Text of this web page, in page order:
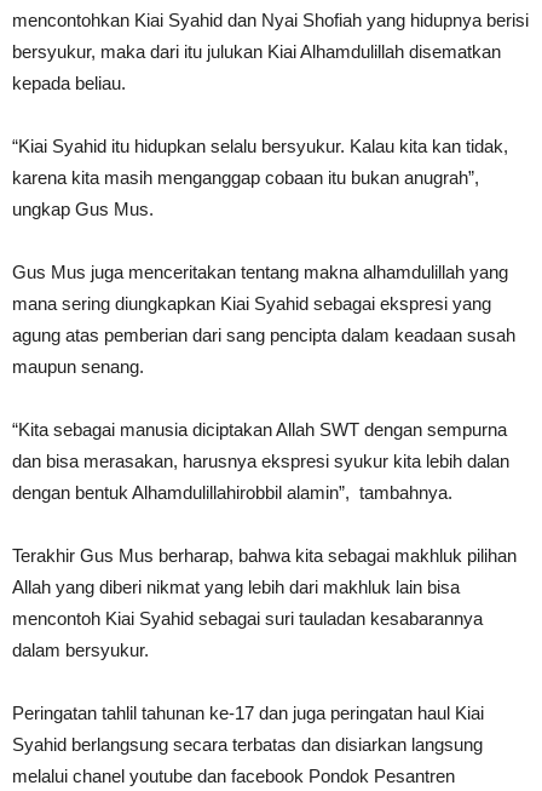
mencontohkan Kiai Syahid dan Nyai Shofiah yang hidupnya berisi
bersyukur, maka dari itu julukan Kiai Alhamdulillah disematkan
kepada beliau.
“Kiai Syahid itu hidupkan selalu bersyukur. Kalau kita kan tidak,
karena kita masih menganggap cobaan itu bukan anugrah”,
ungkap Gus Mus.
Gus Mus juga menceritakan tentang makna alhamdulillah yang
mana sering diungkapkan Kiai Syahid sebagai ekspresi yang
agung atas pemberian dari sang pencipta dalam keadaan susah
maupun senang.
“Kita sebagai manusia diciptakan Allah SWT dengan sempurna
dan bisa merasakan, harusnya ekspresi syukur kita lebih dalan
dengan bentuk Alhamdulillahirobbil alamin”, tambahnya.
Terakhir Gus Mus berharap, bahwa kita sebagai makhluk pilihan
Allah yang diberi nikmat yang lebih dari makhluk lain bisa
mencontoh Kiai Syahid sebagai suri tauladan kesabarannya
dalam bersyukur.
Peringatan tahlil tahunan ke-17 dan juga peringatan haul Kiai
Syahid berlangsung secara terbatas dan disiarkan langsung
melalui chanel youtube dan facebook Pondok Pesantren